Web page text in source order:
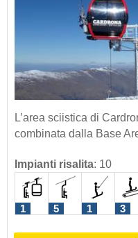
L’area sciistica di
combinata dalla Base
Impianti risalita: 10
1 5 1 3